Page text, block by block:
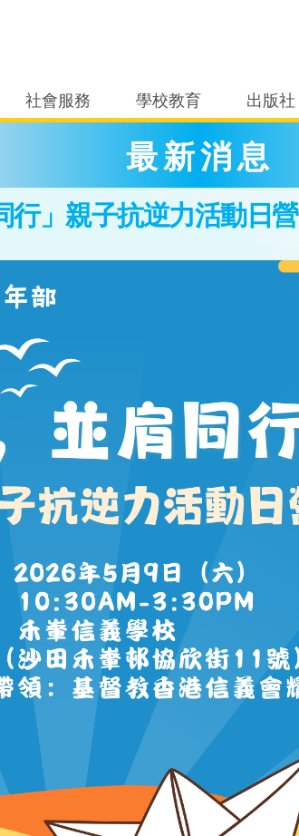
社會服務 學校教育 出版社
最新消息
行」親子抗逆力活動日營